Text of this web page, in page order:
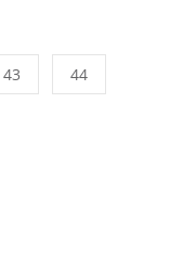
43 44